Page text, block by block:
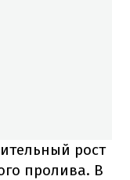
рост
пролива. В